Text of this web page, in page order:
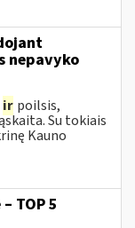
nepavyko
ir poilsis,
Su tokiais
Kauno
TOP 5